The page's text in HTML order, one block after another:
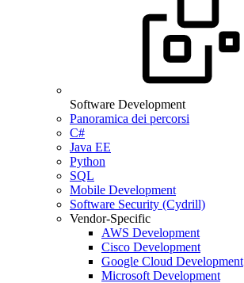
Software Development
Panoramica dei percorsi
C#
Java EE
Python
SQL
Mobile Development
Software Security (Cydrill)
Vendor-Specific
AWS Development
Cisco Development
Google Cloud Development
Microsoft Development